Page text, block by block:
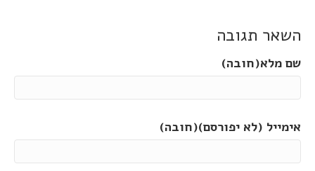
השאר תגובה
שם מלא(חובה)
אימייל (לא יפורסם)(חובה)